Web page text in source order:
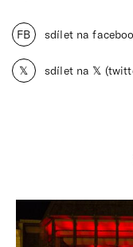
FB sdílet na
𝕏 sdílet na 𝕏